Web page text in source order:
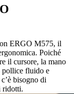
ERGO M575, il
Poiché
il cursore, la mano
pollice fluido e
bisogno di
ridotti.